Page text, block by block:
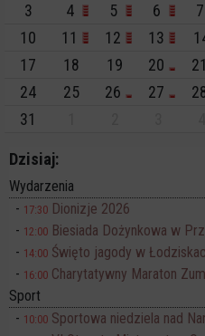
3
4 5 6 7
10
11 12 13
17
18 19 20 21
24
25 26 27
31
Dzisiaj:
Wydarzenia
17:30 Dionizje 2026
12:00 Biesiada Dożynkowa w
14:00 Święto jagody w
16:00 Charytatywny Maraton
Sport
10:00 Sportowa niedziela nad